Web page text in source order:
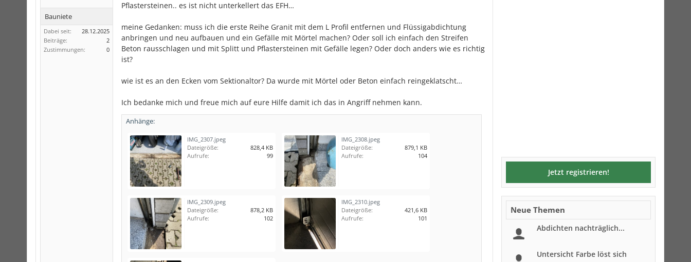
Bauniete
Dabei seit:
28.12.2025
Beiträge:
2
Zustimmungen:
0
Pflastersteinen.. es ist nicht unterkellert das EFH…
meine Gedanken: muss ich die erste Reihe Granit mit dem L Profil entfernen und Flüssigabdichtung
anbringen und neu aufbauen und ein Gefälle mit Mörtel machen? Oder soll ich einfach den Streifen
Beton rausschlagen und mit Splitt und Pflastersteinen mit Gefälle legen? Oder doch anders wie es richtig
ist?
wie ist es an den Ecken vom Sektionaltor? Da wurde mit Mörtel oder Beton einfach reingeklatscht…
Ich bedanke mich und freue mich auf eure Hilfe damit ich das in Angriff nehmen kann.
Anhänge:
IMG_2307.jpeg
Dateigröße:
828,4 KB
Aufrufe:
99
IMG_2308.jpeg
Dateigröße:
879,1 KB
Aufrufe:
104
IMG_2309.jpeg
Dateigröße:
878,2 KB
Aufrufe:
102
IMG_2310.jpeg
Dateigröße:
421,6 KB
Aufrufe:
101
Jetzt registrieren!
Neue Themen
Abdichten nachträglich...
Untersicht Farbe löst sich